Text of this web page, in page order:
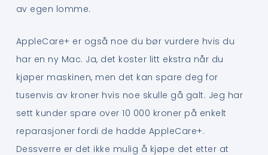
av egen lomme.
AppleCare+ er også noe du bør vurdere hvis du
har en ny Mac. Ja, det koster litt ekstra når du
kjøper maskinen, men det kan spare deg for
tusenvis av kroner hvis noe skulle gå galt. Jeg har
sett kunder spare over 10 000 kroner på enkelt
reparasjoner fordi de hadde AppleCare+.
Dessverre er det ikke mulig å kjøpe det etter at